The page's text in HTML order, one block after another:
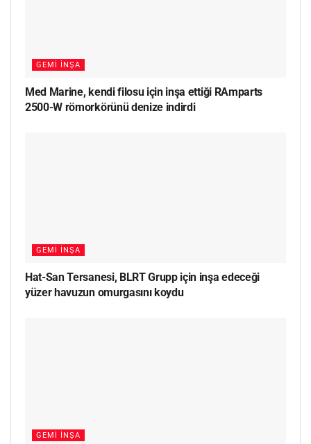
GEMI İNŞA
Med Marine, kendi filosu için inşa ettiği RAmparts
2500-W römorkörünü denize indirdi
GEMI İNŞA
Hat-San Tersanesi, BLRT Grupp için inşa edeceği
yüzer havuzun omurgasını koydu
GEMI İNŞA